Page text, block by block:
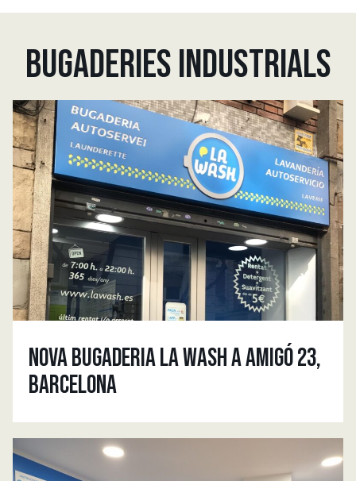
BUGADERIES INDUSTRIALS
NOVA BUGADERIA LA WASH A AMIGÓ 23,
BARCELONA